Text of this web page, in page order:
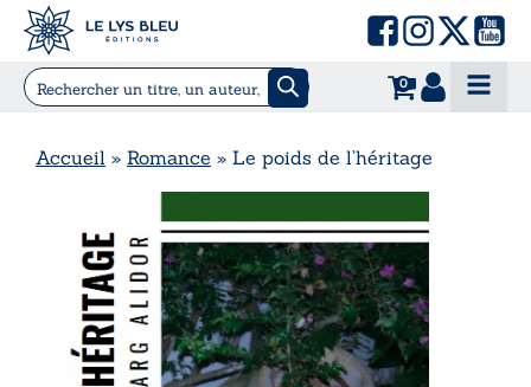
0
Accueil » Romance » Le poids de l’héritage